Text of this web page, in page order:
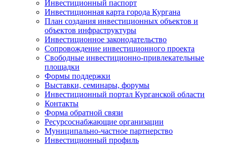
Инвестиционный паспорт
Инвестиционная карта города Кургана
План создания инвестиционных объектов и
объектов инфраструктуры
Инвестиционное законодательство
Сопровождение инвестиционного проекта
Свободные инвестиционно-привлекательные
площадки
Формы поддержки
Выставки, семинары, форумы
Инвестиционный портал Курганской области
Контакты
Форма обратной связи
Ресурсоснабжающие организации
Муниципально-частное партнерство
Инвестиционный профиль